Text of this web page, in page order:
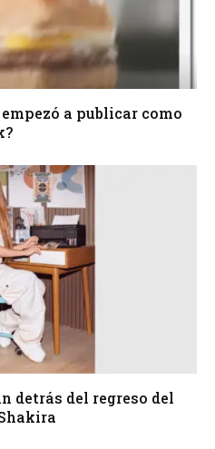
empezó a publicar como
detrás del regreso del